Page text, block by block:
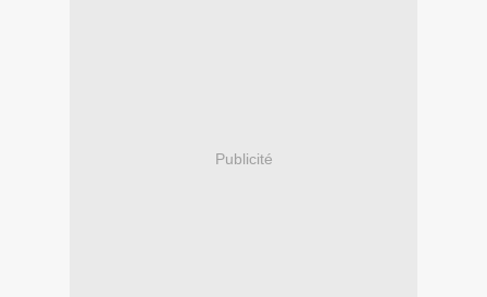
Publicité